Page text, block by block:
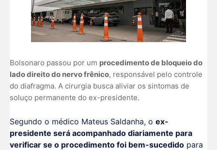
Bolsonaro passou por um procedimento de bloqueio do
lado direito do nervo frênico, responsável pelo controle
do diafragma. A cirurgia busca aliviar os sintomas de
soluço permanente do ex-presidente.
Segundo o médico Mateus Saldanha, o ex-
presidente será acompanhado diariamente para
verificar se o procedimento foi bem-sucedido para